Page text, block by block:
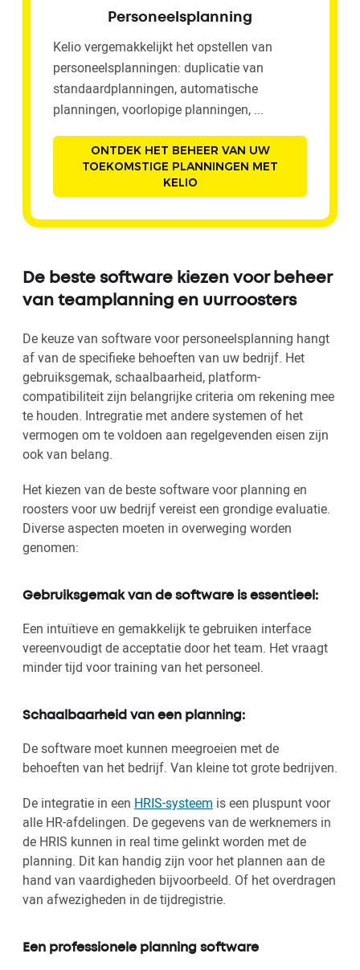
Personeelsplanning
Kelio vergemakkelijkt het opstellen van
personeelsplanningen: duplicatie van
standaardplanningen, automatische
planningen, voorlopige planningen, ...
ONTDEK HET BEHEER VAN UW
TOEKOMSTIGE PLANNINGEN MET
KELIO
De beste software kiezen voor beheer
van teamplanning en uurroosters
De keuze van software voor personeelsplanning hangt
af van de specifieke behoeften van uw bedrijf. Het
gebruiksgemak, schaalbaarheid, platform-
compatibiliteit zijn belangrijke criteria om rekening mee
te houden. Intregratie met andere systemen of het
vermogen om te voldoen aan regelgevenden eisen zijn
ook van belang.
Het kiezen van de beste software voor planning en
roosters voor uw bedrijf vereist een grondige evaluatie.
Diverse aspecten moeten in overweging worden
genomen:
Gebruiksgemak van de software is essentieel:
Een intuïtieve en gemakkelijk te gebruiken interface
vereenvoudigt de acceptatie door het team. Het vraagt
minder tijd voor training van het personeel.
Schaalbaarheid van een planning:
De software moet kunnen meegroeien met de
behoeften van het bedrijf. Van kleine tot grote bedrijven.
De integratie in een HRIS-systeem is een pluspunt voor
alle HR-afdelingen. De gegevens van de werknemers in
de HRIS kunnen in real time gelinkt worden met de
planning. Dit kan handig zijn voor het plannen aan de
hand van vaardigheden bijvoorbeeld. Of het overdragen
van afwezigheden in de tijdregistrie.
Een professionele planning software